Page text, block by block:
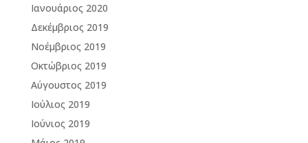
Ιανουάριος 2020
Δεκέμβριος 2019
Νοέμβριος 2019
Οκτώβριος 2019
Αύγουστος 2019
Ιούλιος 2019
Ιούνιος 2019